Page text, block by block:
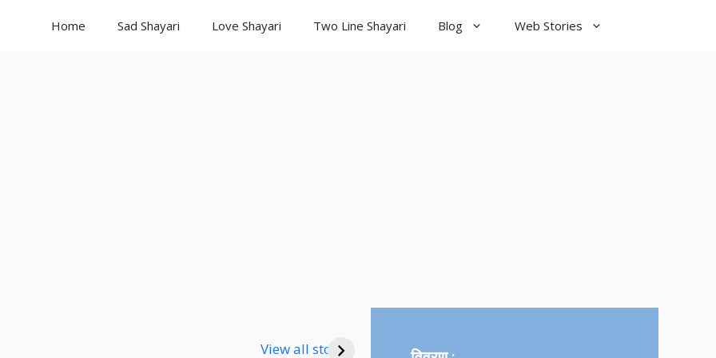
Home Sad Shayari Love Shayari Two Line Shayari Blog Web Stories
View all storiesShayari